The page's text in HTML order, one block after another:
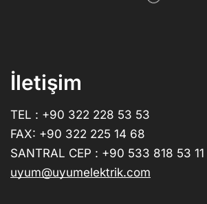
İletişim
TEL : +90 322 228 53 53
FAX: +90 322 225 14 68
SANTRAL CEP : +90 533 818 53 11
uyum@uyumelektrik.com